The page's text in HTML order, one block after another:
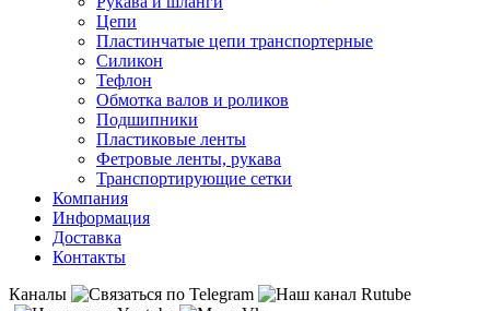
Цепи
Пластинчатые цепи транспортерные
Силикон
Тефлон
Обмотка валов и роликов
Подшипники
Пластиковые ленты
Фетровые ленты, рукава
Транспортирующие сетки
Компания
Информация
Доставка
Контакты
Каналы